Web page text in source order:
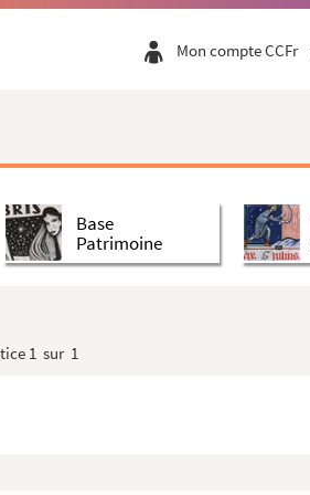
Mon compte CCFr
Base
Patrimoine
1 sur 1